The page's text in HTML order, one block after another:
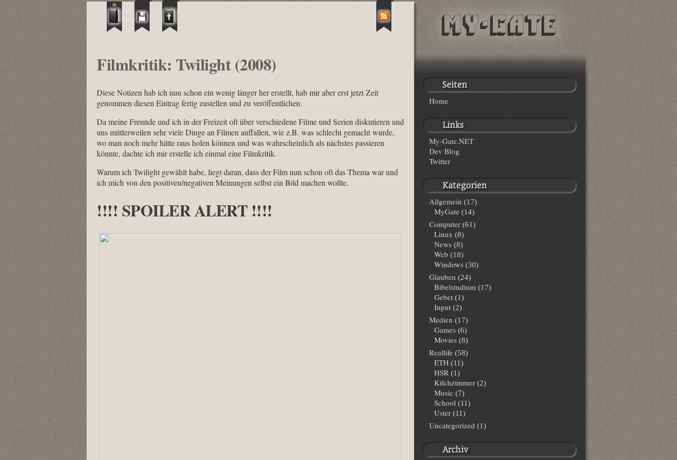
Filmkritik: Twilight (2008)
Diese Notizen hab ich nun schon ein wenig länger her erstellt, hab mir aber erst jetzt Zeit
genommen diesen Eintrag fertig zustellen und zu veröffentlichen.
Da meine Freunde und ich in der Freizeit oft über verschiedene Filme und Serien diskutieren und
uns mittlerweilen sehr viele Dinge an Filmen auffallen, wie z.B. was schlecht gemacht wurde,
wo man noch mehr hätte raus holen können und was wahrscheinlich als nächstes passieren
könnte, dachte ich mir erstelle ich einmal eine Filmkritik.
Warum ich Twilight gewählt habe, liegt daran, dass der Film nun schon oft das Thema war und
ich mich von den positiven/negativen Meinungen selbst ein Bild machen wollte.
!!!! SPOILER ALERT !!!!
Home
My-Gate.NET
Dev Blog
Twitter
Allgemein (17)
MyGate (14)
Computer (61)
Linux (8)
News (8)
Web (18)
Windows (30)
Glauben (24)
Bibelstudium (17)
Gebet (1)
Input (2)
Medien (17)
Games (6)
Movies (8)
Reallife (58)
ETH (11)
HSR (1)
Kilchzimmer (2)
Music (7)
School (11)
Uster (11)
Uncategorized (1)